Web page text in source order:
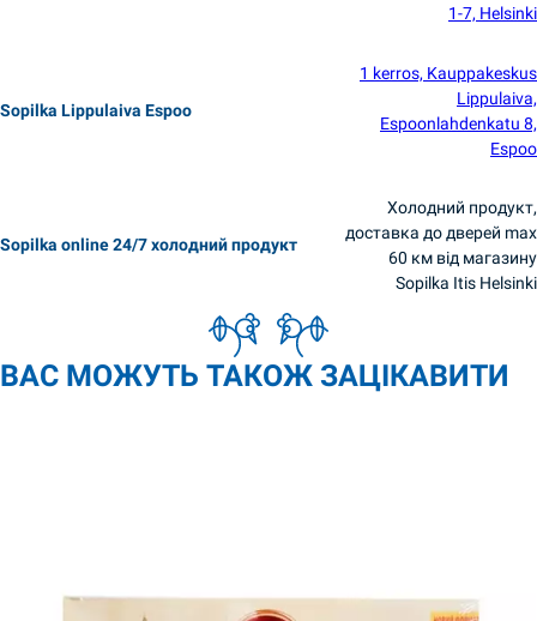
1-7, Helsinki
Sopilka Lippulaiva Espoo
1 kerros, Kauppakeskus
Lippulaiva,
Espoonlahdenkatu 8,
Espoo
Sopilka online 24/7 холодний продукт
Холодний продукт,
доставка до дверей max
60 км від магазину
Sopilka Itis Helsinki
ВАС МОЖУТЬ ТАКОЖ ЗАЦІКАВИТИ